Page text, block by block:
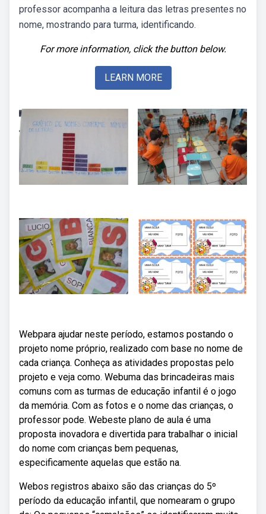
professor acompanha a leitura das letras presentes no
nome, mostrando para turma, identificando.
For more information, click the button below.
LEARN MORE
Webpara ajudar neste período, estamos postando o
projeto nome próprio, realizado com base no nome de
cada criança. Conheça as atividades propostas pelo
projeto e veja como. Webuma das brincadeiras mais
comuns com as turmas de educação infantil é o jogo
da memória. Com as fotos e o nome das crianças, o
professor pode. Webeste plano de aula é uma
proposta inovadora e divertida para trabalhar o inicial
do nome com crianças bem pequenas,
especificamente aquelas que estão na.
Webos registros abaixo são das crianças do 5º
período da educação infantil, que nomearam o grupo